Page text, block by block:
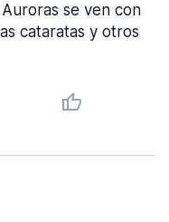
se ven con
cataratas y otros